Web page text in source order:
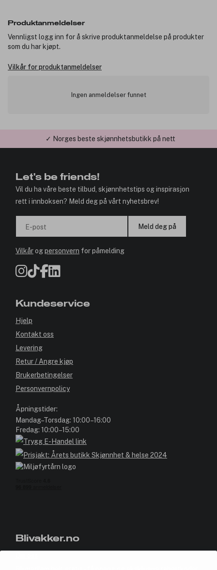
Produktanmeldelser
Vennligst logg inn for å skrive produktanmeldelse på produkter
som du har kjøpt.
Vilkår for produktanmeldelser
Ingen anmeldelser funnet
✓ Norges beste skjønnhetsbutikk på nett
Let's be friends!
Vil du ha våre beste tilbud, skjønnhetstips og inspirasjon
rett i innboksen? Meld deg på vårt nyhetsbrev!
E-post Meld deg på
Vilkårogpersonvern for påmelding
Kundeservice
Hjelp
Kontakt oss
Levering
Retur / Angre kjøp
Brukerbetingelser
Personvernpolicy
Åpningstider:
Mandag–Torsdag: 10:00–16:00
Fredag: 10:00–15:00
Blivakker.no